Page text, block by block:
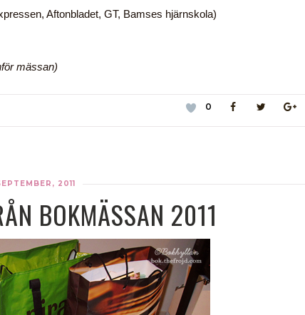
Aftonbladet, GT, Bamses hjärnskola)
mässan)
0
2011
BOKMÄSSAN 2011